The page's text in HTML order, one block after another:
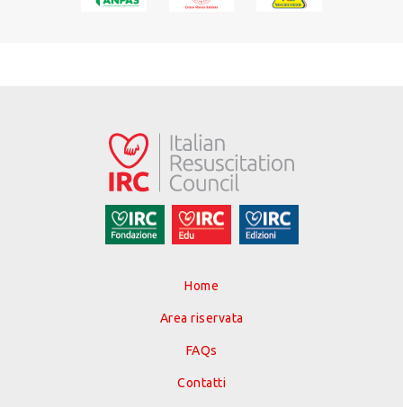
Home
Area riservata
FAQs
Contatti